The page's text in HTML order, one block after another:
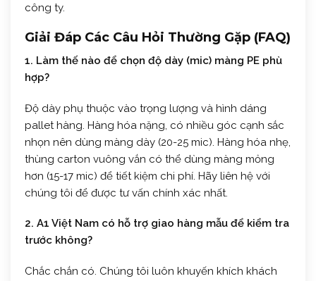
công ty.
Giải Đáp Các Câu Hỏi Thường Gặp (FAQ)
1. Làm thế nào để chọn độ dày (mic) màng PE phù
hợp?
Độ dày phụ thuộc vào trọng lượng và hình dáng
pallet hàng. Hàng hóa nặng, có nhiều góc cạnh sắc
nhọn nên dùng màng dày (20-25 mic). Hàng hóa nhẹ,
thùng carton vuông vắn có thể dùng màng mỏng
hơn (15-17 mic) để tiết kiệm chi phí. Hãy liên hệ với
chúng tôi để được tư vấn chính xác nhất.
2. A1 Việt Nam có hỗ trợ giao hàng mẫu để kiểm tra
trước không?
Chắc chắn có. Chúng tôi luôn khuyến khích khách